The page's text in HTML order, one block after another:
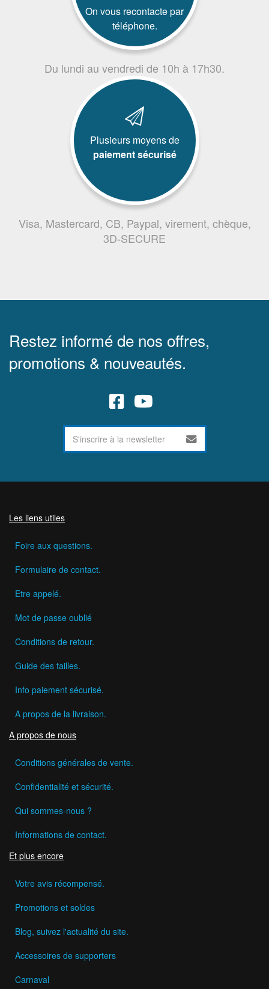
On vous recontacte par
téléphone.
Du lundi au vendredi de 10h à 17h30.
Plusieurs moyens de
paiement sécurisé
Visa, Mastercard, CB, Paypal, virement, chèque,
3D-SECURE
Restez informé de nos offres,
promotions & nouveautés.
Les liens utiles
Foire aux questions.
Formulaire de contact.
Etre appelé.
Mot de passe oublié
Conditions de retour.
Guide des tailles.
Info paiement sécurisé.
A propos de la livraison.
A propos de nous
Conditions générales de vente.
Confidentialité et sécurité.
Qui sommes-nous ?
Informations de contact.
Et plus encore
Votre avis récompensé.
Promotions et soldes
Blog, suivez l'actualité du site.
Accessoires de supporters
Carnaval